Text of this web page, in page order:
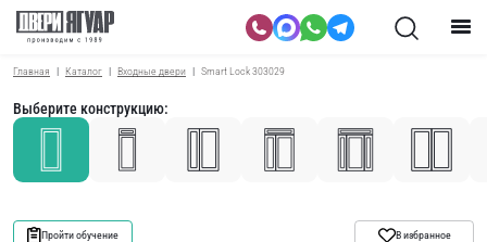
Главная Каталог Входные двери Smart Lock 303029
Выберите конструкцию:
Пройти обучение В избранное